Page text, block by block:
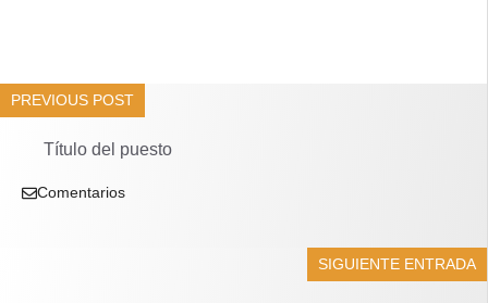
PREVIOUS POST
Título del puesto
Comentarios
SIGUIENTE ENTRADA